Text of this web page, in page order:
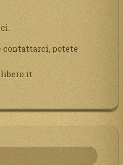
contattarci, potete